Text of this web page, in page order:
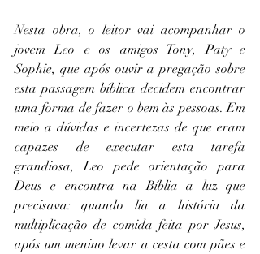
Nesta obra, o leitor vai acompanhar o
jovem Leo e os amigos Tony, Paty e
Sophie, que após ouvir a pregação sobre
esta passagem bíblica decidem encontrar
uma forma de fazer o bem às pessoas. Em
meio a dúvidas e incertezas de que eram
capazes de executar esta tarefa
grandiosa, Leo pede orientação para
Deus e encontra na Bíblia a luz que
precisava: quando lia a história da
multiplicação de comida feita por Jesus,
após um menino levar a cesta com pães e